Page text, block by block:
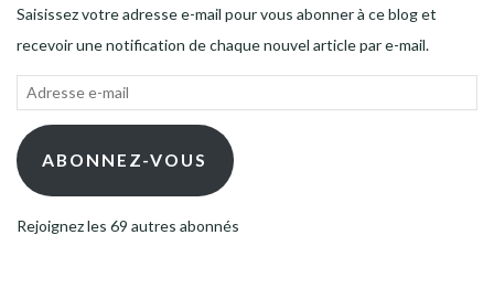
Saisissez votre adresse e-mail pour vous abonner à ce blog et
recevoir une notification de chaque nouvel article par e-mail.
Adresse
mail ABONNEZ-VOUS
Rejoignez les 69 autres abonnés